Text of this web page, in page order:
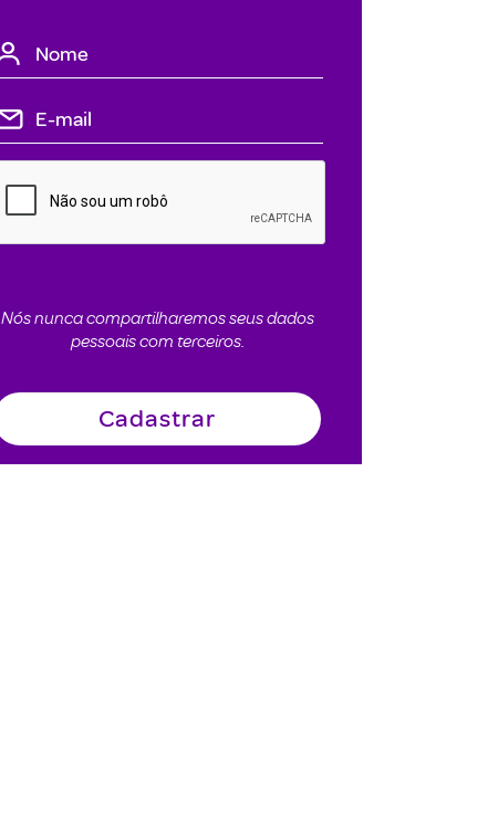
Nós nunca compartilharemos seus dados
pessoais com terceiros.